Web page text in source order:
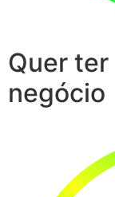
Quer
negócio